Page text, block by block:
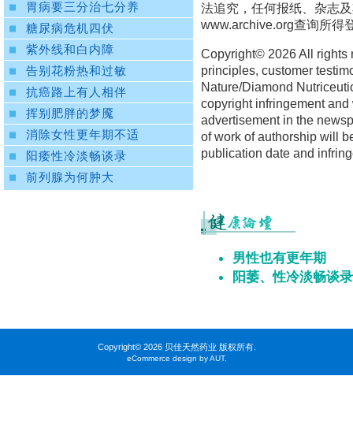
法追究，任何报纸、杂志
www.archive.org查询所得
Copyright© 2026 All rights
principles, customer
Nature/Diamond
copyright infringement
advertisement in the
of work of authorship will
publication date and
男性也有更年期
阳萎、性冷淡畅谈录
胃病要三分治七分养
糖尿病危机四伏
紫外线和白内障
告别花粉热和过敏
抗癌路上有人相伴
挥别肥胖的梦魇
消除女性更年期不适
阳痿性冷淡畅谈录
前列腺为何肿大
Copyright© 2026 贝佳天然药业 版权所有.
eCommerce design by AUT.